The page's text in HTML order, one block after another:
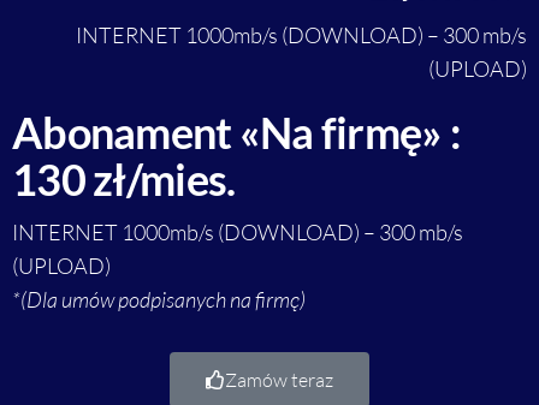
INTERNET 1000mb/s (DOWNLOAD) – 300 mb/s
(UPLOAD)
Abonament «Na firmę» :
130 zł/mies.
INTERNET 1000mb/s (DOWNLOAD) – 300 mb/s
(UPLOAD)
*(Dla umów podpisanych na firmę)
Zamów teraz